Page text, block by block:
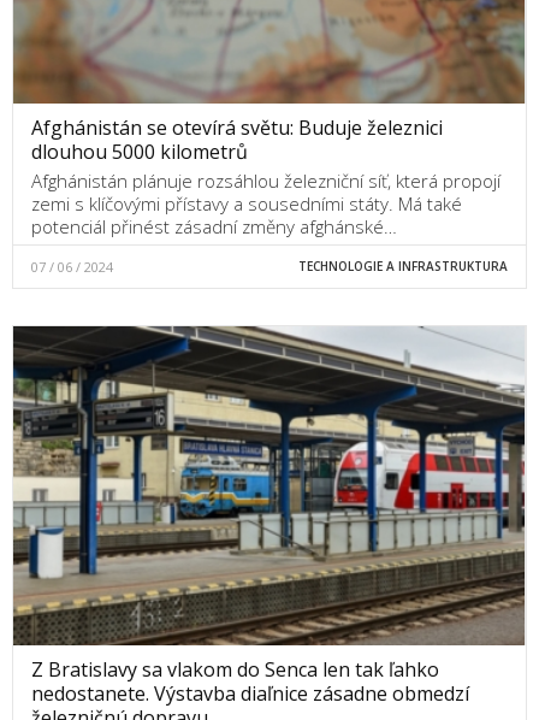
Afghánistán se otevírá světu: Buduje železnici
dlouhou 5000 kilometrů
Afghánistán plánuje rozsáhlou železniční síť, která propojí
zemi s klíčovými přístavy a sousedními státy. Má také
potenciál přinést zásadní změny afghánské…
07 / 06 / 2024 TECHNOLOGIE A INFRASTRUKTURA
Z Bratislavy sa vlakom do Senca len tak ľahko
nedostanete. Výstavba diaľnice zásadne obmedzí